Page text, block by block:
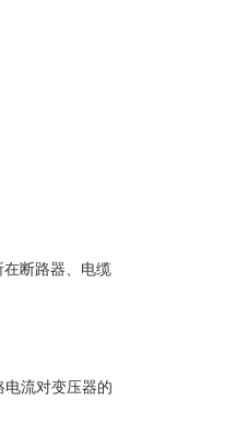
断路器、电缆
流对变压器的